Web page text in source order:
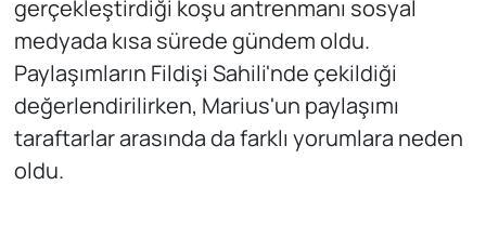
gerçekleştirdiği koşu antrenmanı sosyal
medyada kısa sürede gündem oldu.
Paylaşımların Fildişi Sahili'nde çekildiği
değerlendirilirken, Marius'un paylaşımı
taraftarlar arasında da farklı yorumlara neden
oldu.